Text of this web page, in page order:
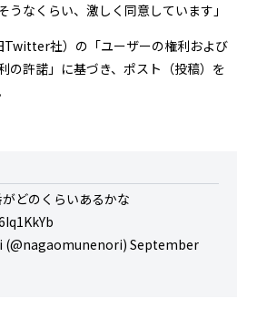
うなくらい、激しく同意しています」
Twitter社）の「ユーザーの権利および
の許諾 」に基づき、ポスト（投稿）を
どのくらいあるかな
September